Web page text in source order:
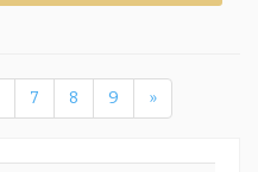
7 8 9 »